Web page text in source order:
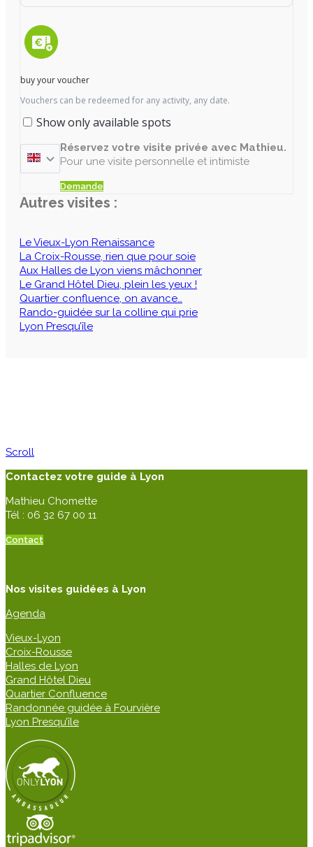
buy your voucher
Vouchers can be redeemed for any activity, any date.
Show only available spots
Réservez votre visite privée avec Mathieu.
Pour une visite personnelle et intimiste
Demande
Autres visites :
Le Vieux-Lyon Renaissance
La Croix-Rousse, rien que pour soie
Aux Halles de Lyon viens mâchonner
Le Grand Hôtel Dieu, plein les yeux !
Quartier confluence, on avance…
Rando-guidée sur la colline qui prie
Lyon Presqu’île
Scroll
Contactez votre guide à Lyon
Mathieu Chomette
Tél : 06 32 67 00 11
Contact
Nos visites guidées à Lyon
Agenda
Vieux-Lyon
Croix-Rousse
Halles de Lyon
Grand Hôtel Dieu
Quartier Confluence
Randonnée guidée à Fourvière
Lyon Presqu’île